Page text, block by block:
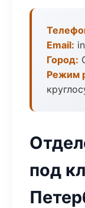
Email:
Город:
Режим
под